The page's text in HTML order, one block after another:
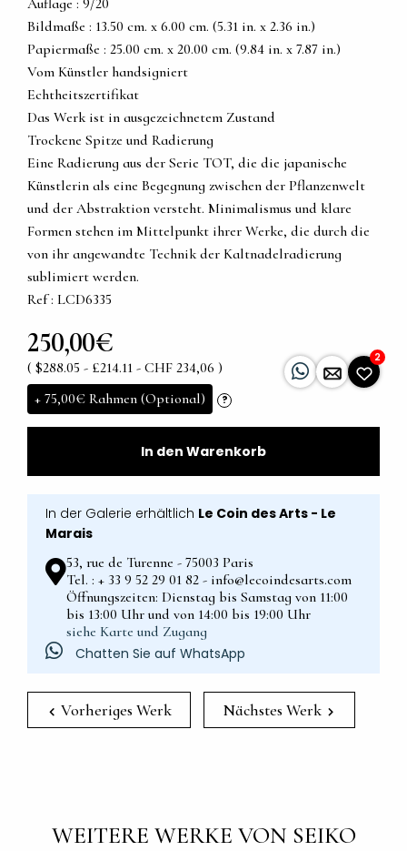
Auflage : 9/20
Bildmaße : 13.50 cm. x 6.00 cm. (5.31 in. x 2.36 in.)
Papiermaße : 25.00 cm. x 20.00 cm. (9.84 in. x 7.87 in.)
Vom Künstler handsigniert
Echtheitszertifikat
Das Werk ist in ausgezeichnetem Zustand
Trockene Spitze und Radierung
Eine Radierung aus der Serie TOT, die die japanische
Künstlerin als eine Begegnung zwischen der Pflanzenwelt
und der Abstraktion versteht. Minimalismus und klare
Formen stehen im Mittelpunkt ihrer Werke, die durch die
von ihr angewandte Technik der Kaltnadelradierung
sublimiert werden.
Ref : LCD6335
250,00€
( $288.05 - £214.11 - CHF 234,06 )
+ 75,00€ Rahmen (Optional) ?
2
In den Warenkorb
In der Galerie erhältlich Le Coin des Arts - Le
Marais
53, rue de Turenne - 75003 Paris
Tel. : + 33 9 52 29 01 82 - info@lecoindesarts.com
Öffnungszeiten: Dienstag bis Samstag von 11:00
bis 13:00 Uhr und von 14:00 bis 19:00 Uhr
siehe Karte und Zugang
Chatten Sie auf WhatsApp
Vorheriges Werk Nächstes Werk
WEITERE WERKE VON SEIKO